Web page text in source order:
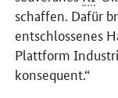
schaffen. Dafür
entschlossenes
Plattform
konsequent.“